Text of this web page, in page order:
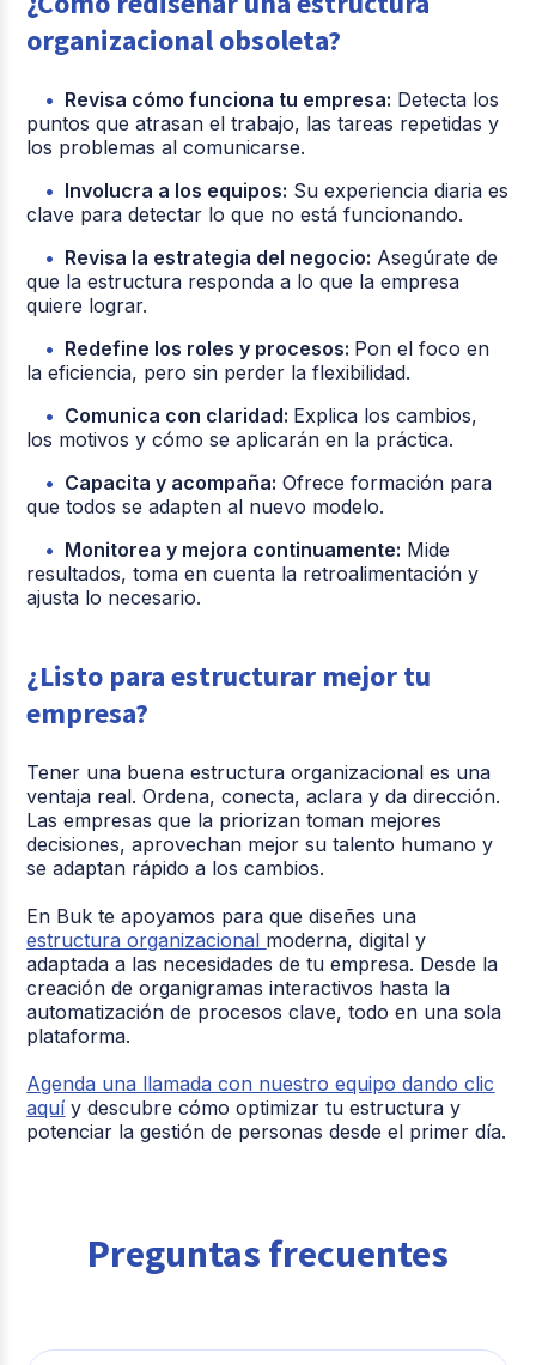
organizacional obsoleta?
Revisa cómo funciona tu empresa: Detecta los
puntos que atrasan el trabajo, las tareas repetidas y
los problemas al comunicarse.
Involucra a los equipos: Su experiencia diaria es
clave para detectar lo que no está funcionando.
Revisa la estrategia del negocio: Asegúrate de
que la estructura responda a lo que la empresa
quiere lograr.
Redefine los roles y procesos: Pon el foco en
la eficiencia, pero sin perder la flexibilidad.
Comunica con claridad: Explica los cambios,
los motivos y cómo se aplicarán en la práctica.
Capacita y acompaña: Ofrece formación para
que todos se adapten al nuevo modelo.
Monitorea y mejora continuamente: Mide
resultados, toma en cuenta la retroalimentación y
ajusta lo necesario.
¿Listo para estructurar mejor tu
empresa?
Tener una buena estructura organizacional es una
ventaja real. Ordena, conecta, aclara y da dirección.
Las empresas que la priorizan toman mejores
decisiones, aprovechan mejor su talento humano y
se adaptan rápido a los cambios.
En Buk te apoyamos para que diseñes una
estructura organizacional moderna, digital y
adaptada a las necesidades de tu empresa. Desde la
creación de organigramas interactivos hasta la
automatización de procesos clave, todo en una sola
plataforma.
Agenda una llamada con nuestro equipo dando clic
aquíy descubre cómo optimizar tu estructura y
potenciar la gestión de personas desde el primer día.
Preguntas frecuentes